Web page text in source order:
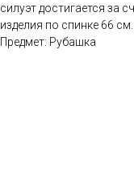
силуэт достигается за
изделия по спинке 66 см.
Предмет: Рубашка